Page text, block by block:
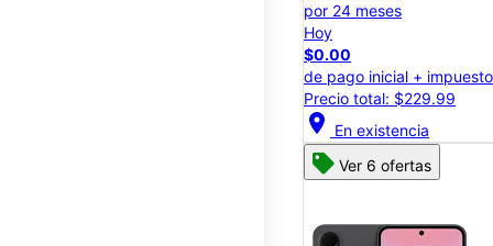
por 24 meses
Hoy
$0.00
de pago inicial +
Precio total: $229.99
location_on En existencia
Ver 6 ofertas